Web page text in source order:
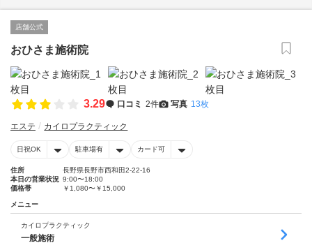
店舗公式
おひさま施術院
3.29 口コミ 2件 写真 13枚
エステ カイロプラクティック
日祝OK 駐車場有 カード可
住所
長野県長野市西和田2-22-16
本日の営業状況 9:00〜18:00
価格帯
￥1,080〜￥15,000
メニュー
カイロプラクティック
一般施術